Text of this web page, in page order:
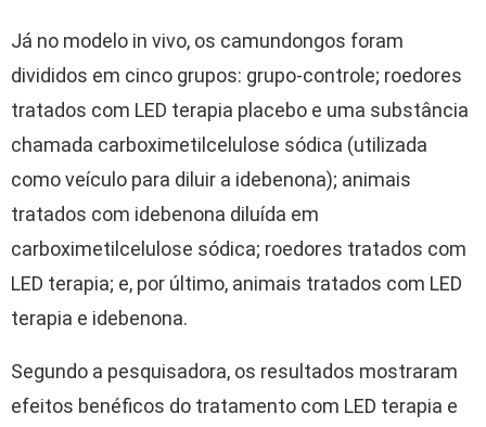
Já no modelo in vivo, os camundongos foram
divididos em cinco grupos: grupo-controle; roedores
tratados com LED terapia placebo e uma substância
chamada carboximetilcelulose sódica (utilizada
como veículo para diluir a idebenona); animais
tratados com idebenona diluída em
carboximetilcelulose sódica; roedores tratados com
LED terapia; e, por último, animais tratados com LED
terapia e idebenona.
Segundo a pesquisadora, os resultados mostraram
efeitos benéficos do tratamento com LED terapia e